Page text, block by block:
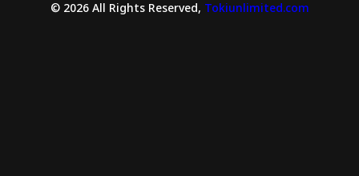
© 2026 All Rights Reserved, Tokiunlimited.com